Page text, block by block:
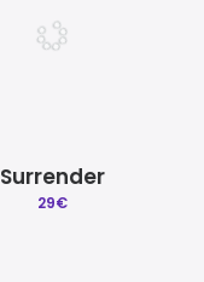
Surrender
29€